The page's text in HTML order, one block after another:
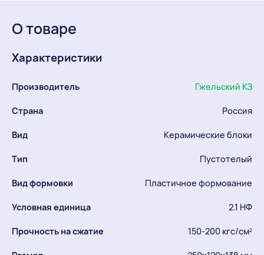
О товаре
Характеристики
Производитель Гжельский КЗ
Страна Россия
Вид Керамические блоки
Тип Пустотелый
Вид формовки Пластичное формование
Условная единица 2.1 НФ
Прочность на сжатие 150-200 кгс/см²